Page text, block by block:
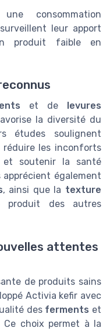
consommation
leur apport
produit faible en
et de
levures
la diversité du
études soulignent
réduire les inconforts
et soutenir la santé
également
, ainsi que la texture
des autres
attentes
de produits sains
Activia kefir avec
des ferments et
Ce choix permet à la